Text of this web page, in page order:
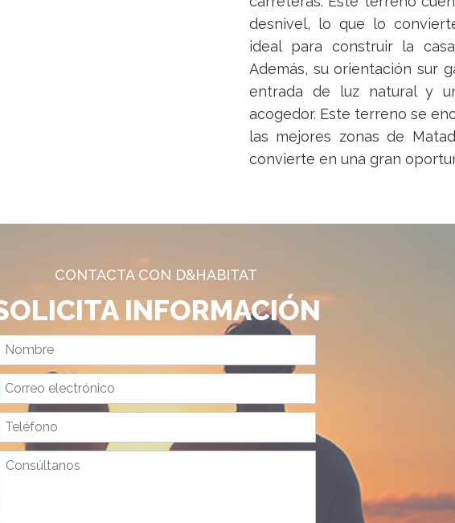
desnivel, lo que lo
ideal para construir la
Además, su orientación sur
entrada de luz natural y
acogedor. Este terreno se
las mejores zonas de
convierte en una gran
CONTACTA CON D&HABITAT
INFORMACIÓN